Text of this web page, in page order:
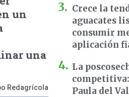
un
una
Redagrícola
Crece la
aguacates
consumir
aplicación
La
Paula del